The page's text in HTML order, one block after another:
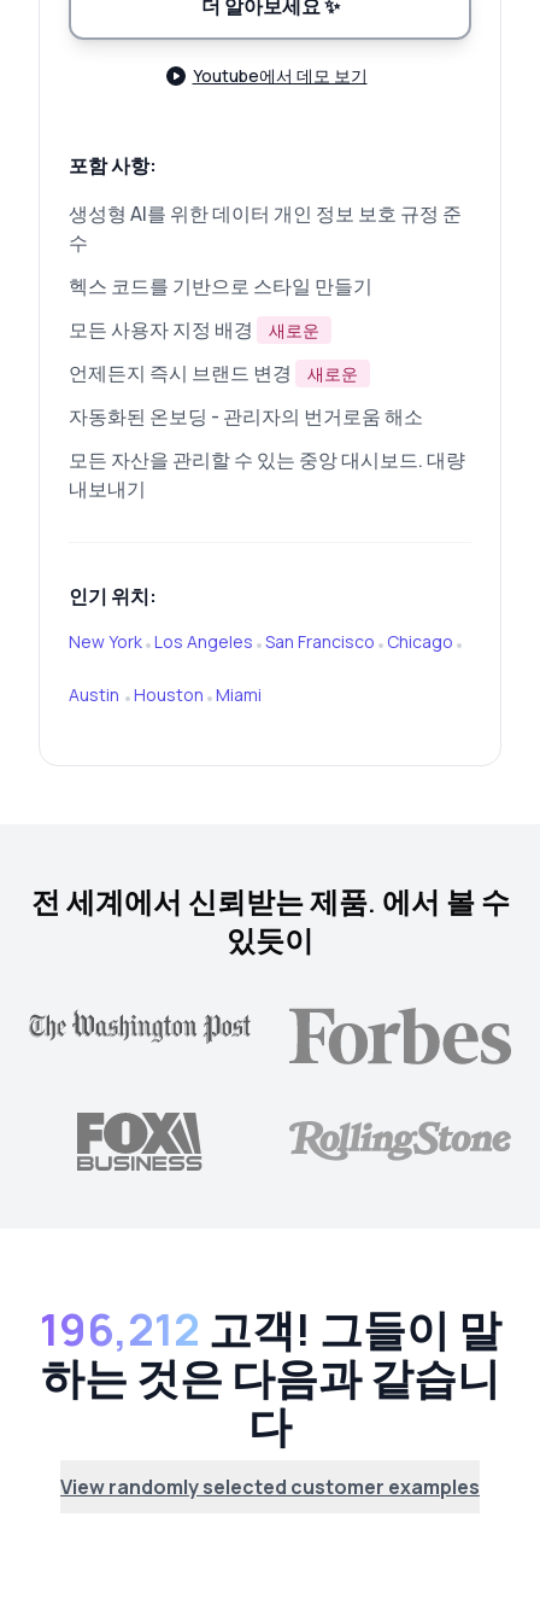
더 알아보세요✨
Youtube에서 데모 보기
포함 사항:
생성형 AI를 위한 데이터 개인 정보 보호 규정 준
수
헥스 코드를 기반으로 스타일 만들기
모든 사용자 지정 배경
새로운
언제든지 즉시 브랜드 변경 새로운
자동화된 온보딩 - 관리자의 번거로움 해소
모든 자산을 관리할 수 있는 중앙 대시보드. 대량
내보내기
인기 위치:
New York•Los Angeles •San Francisco • Chicago •
Austin •Houston •Miami
전 세계에서 신뢰받는 제품. 에서 볼 수
있듯이
196,212 고객! 그들이 말
하는 것은 다음과 같습니
다
View randomly selected customer examples